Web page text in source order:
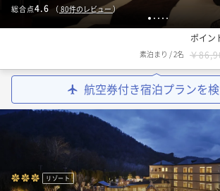
1 2 3 4 5
総合点4.6 （ 80件のレビュー）
ポイン
素泊まり /2名 ￥
航空券付き宿泊プランを
リゾート